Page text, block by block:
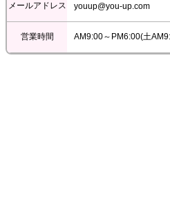
メールアドレス youup@you-up.com
営業時間 AM9:00～PM6:00(土